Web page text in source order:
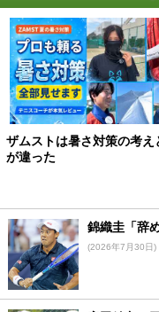
ザムストは暑さ対策の考え
が違った
錦織圭「辞
(2026年7月30日)